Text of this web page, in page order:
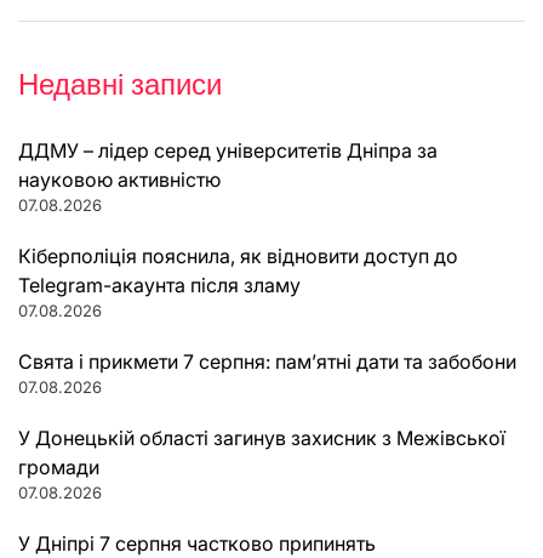
Недавні записи
ДДМУ – лідер серед університетів Дніпра за
науковою активністю
07.08.2026
Кіберполіція пояснила, як відновити доступ до
Telegram-акаунта після зламу
07.08.2026
Свята і прикмети 7 серпня: пам’ятні дати та забобони
07.08.2026
У Донецькій області загинув захисник з Межівської
громади
07.08.2026
У Дніпрі 7 серпня частково припинять